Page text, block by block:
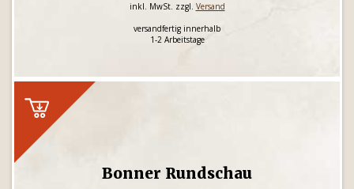
inkl. MwSt. zzgl. Versand
versandfertig innerhalb
1-2 Arbeitstage
Bonner Rundschau